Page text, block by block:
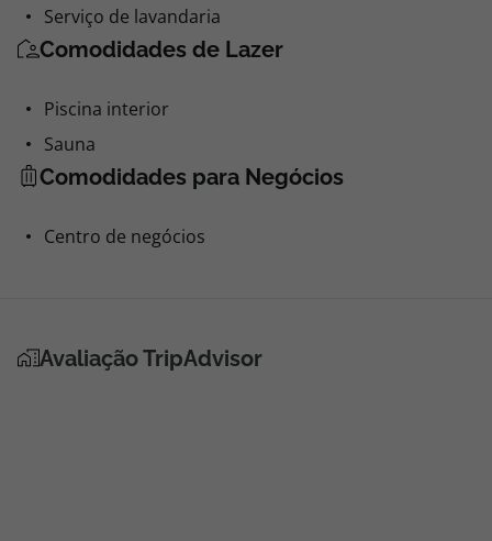
Serviço de lavandaria
Comodidades de Lazer
Piscina interior
Sauna
Comodidades para Negócios
Centro de negócios
Avaliação TripAdvisor